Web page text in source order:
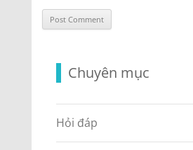
Chuyên mục
Hỏi đáp